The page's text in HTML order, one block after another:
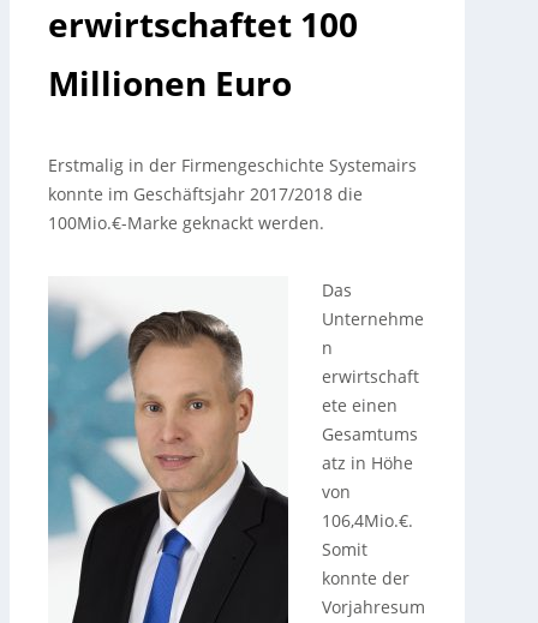
erwirtschaftet 100
Millionen Euro
Erstmalig in der Firmengeschichte Systemairs
konnte im Geschäftsjahr 2017/2018 die
100Mio.€-Marke geknackt werden.
Das
Unternehme
n
erwirtschaft
ete einen
Gesamtums
atz in Höhe
von
106,4Mio.€.
Somit
konnte der
Vorjahresum